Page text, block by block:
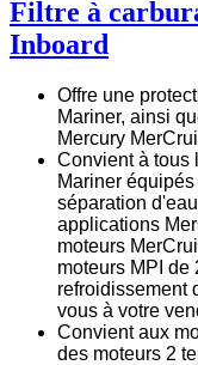
Filtre à
Inboard
Offre une
Mariner, ainsi
Mercury
Convient à tous
Mariner
séparation
applications
moteurs
moteurs MPI de
refroidissement
vous à votre
Convient aux
des moteurs 2